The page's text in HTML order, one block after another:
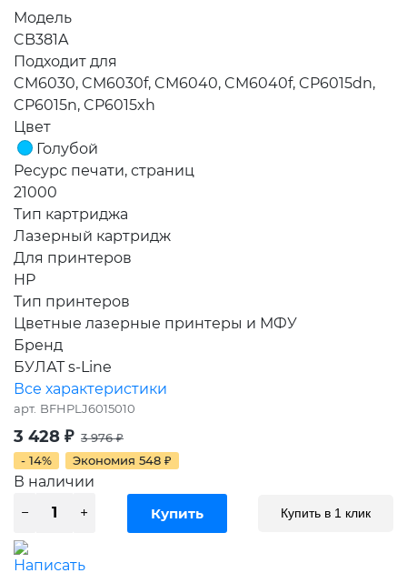
Модель
CB381A
Подходит для
CM6030, CM6030f, CM6040, CM6040f, CP6015dn,
CP6015n, CP6015xh
Цвет
Голубой
Ресурс печати, страниц
21000
Тип картриджа
Лазерный картридж
Для принтеров
HP
Тип принтеров
Цветные лазерные принтеры и МФУ
Бренд
БУЛАТ s-Line
Все характеристики
арт. BFHPLJ6015010
3 428 ₽ 3 976₽
- 14%
Экономия 548 ₽
В наличии
Купить в 1 клик